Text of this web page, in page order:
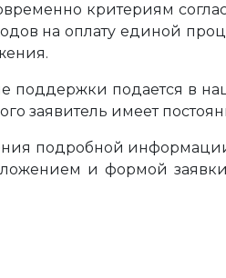
критериям
на оплату единой
поддержки подается в
заявитель имеет
подробной
и формой